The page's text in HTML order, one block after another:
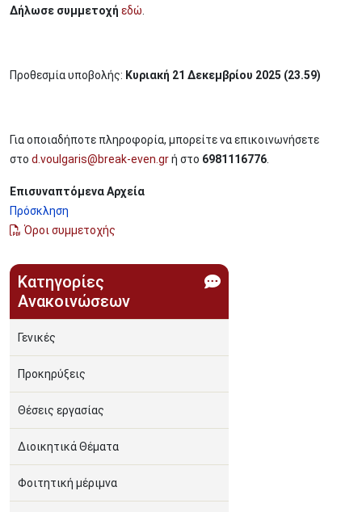
Δήλωσε συμμετοχή εδώ.
Προθεσμία υποβολής: Κυριακή 21 Δεκεμβρίου 2025 (23.59)
Για οποιαδήποτε πληροφορία, μπορείτε να επικοινωνήσετε
στο d.voulgaris@break-even.grή στο 6981116776.
Επισυναπτόμενα Αρχεία
Πρόσκληση
Όροι συμμετοχής
Κατηγορίες
Ανακοινώσεων
Γενικές
Προκηρύξεις
Θέσεις εργασίας
Διοικητικά Θέματα
Φοιτητική μέριμνα